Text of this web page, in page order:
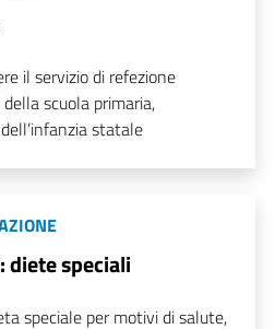
il servizio di refezione
scuola primaria,
statale
diete speciali
speciale per motivi di salute,